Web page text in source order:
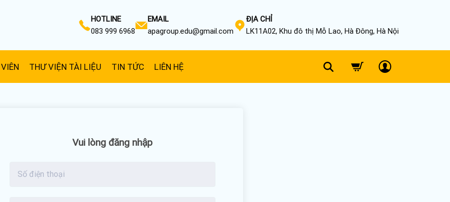
HOTLINE
083 999 6968
EMAIL
apagroup.edu@gmail.com
ĐỊA CHỈ
LK11A02, Khu đô thị Mỗ Lao, Hà Đông, Hà Nội
THƯ VIỆN TÀI LIỆU TIN TỨC LIÊN HỆ
Vui lòng đăng nhập